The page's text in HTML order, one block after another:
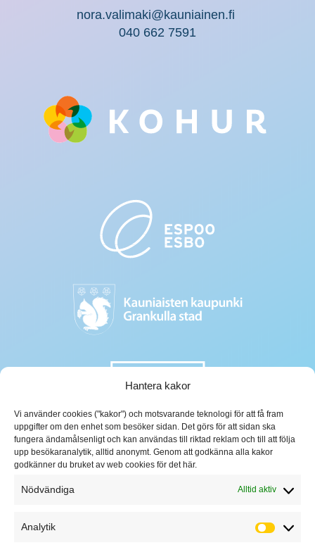
Hantera kakor
Vi använder cookies ("kakor") och motsvarande teknologi för att få fram
uppgifter om den enhet som besöker sidan. Det görs för att sidan ska
fungera ändamålsenligt och kan användas till riktad reklam och till att följa
upp besökaranalytik, alltid anonymt. Genom att godkänna alla kakor
godkänner du bruket av web cookies för det här.
Nödvändiga Alltid aktiv
Analytik
Analytik
nora.valimaki@kauniainen.fi
040 662 7591